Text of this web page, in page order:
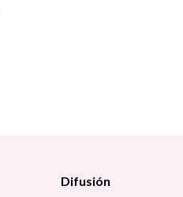
Difusión